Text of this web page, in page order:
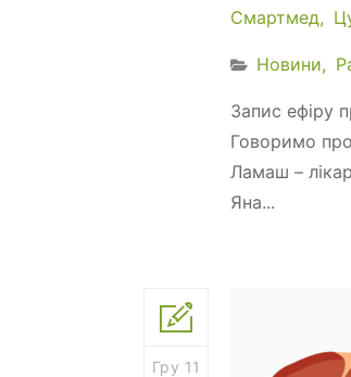
Смартмед
Новини
Запис ефіру
Говоримо про
Ламаш –
Яна...
Гру 11